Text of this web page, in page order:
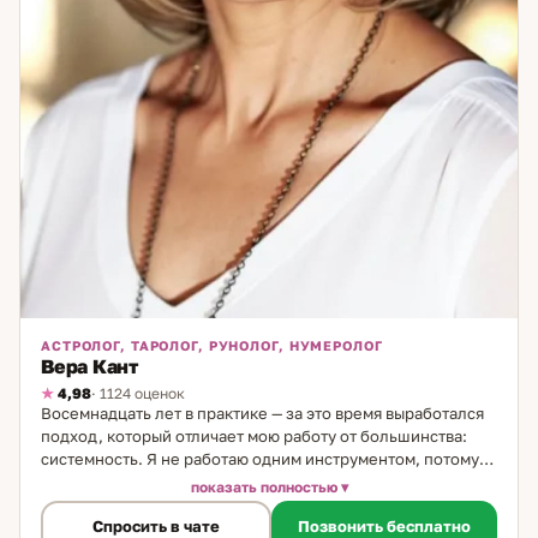
АСТРОЛОГ, ТАРОЛОГ, РУНОЛОГ, НУМЕРОЛОГ
Вера Кант
4,98· 1124 оценок
Восемнадцать лет в практике — за это время выработался
подход, который отличает мою работу от большинства:
системность. Я не работаю одним инструментом, потому
что жизнь не складывается из одного слоя. В каждой
консультации я использую несколько методов: астрология
даёт временной контекст — когда, почему именно сейчас,
показать полностью
Спросить в чате Позвонить бесплатно